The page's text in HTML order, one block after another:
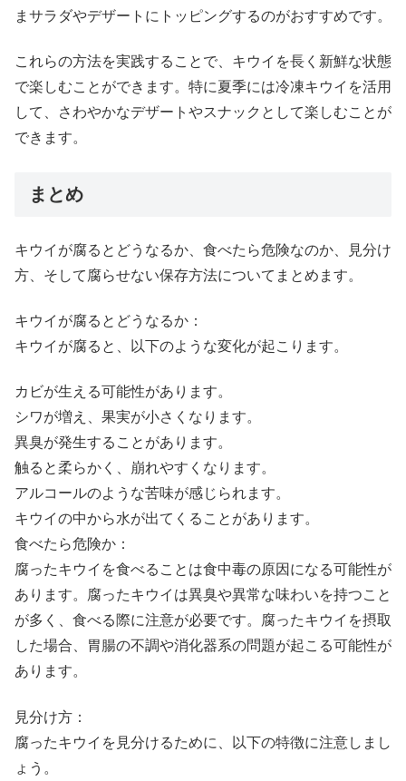
まサラダやデザートにトッピングするのがおすすめです。
これらの方法を実践することで、キウイを長く新鮮な状態
で楽しむことができます。特に夏季には冷凍キウイを活用
して、さわやかなデザートやスナックとして楽しむことが
できます。
まとめ
キウイが腐るとどうなるか、食べたら危険なのか、見分け
方、そして腐らせない保存方法についてまとめます。
キウイが腐るとどうなるか：
キウイが腐ると、以下のような変化が起こります。
カビが生える可能性があります。
シワが増え、果実が小さくなります。
異臭が発生することがあります。
触ると柔らかく、崩れやすくなります。
アルコールのような苦味が感じられます。
キウイの中から水が出てくることがあります。
食べたら危険か：
腐ったキウイを食べることは食中毒の原因になる可能性が
あります。腐ったキウイは異臭や異常な味わいを持つこと
が多く、食べる際に注意が必要です。腐ったキウイを摂取
した場合、胃腸の不調や消化器系の問題が起こる可能性が
あります。
見分け方：
腐ったキウイを見分けるために、以下の特徴に注意しまし
ょう。